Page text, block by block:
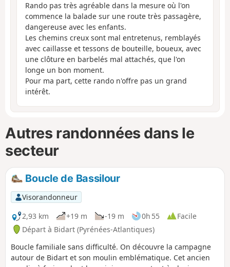
Rando pas très agréable dans la mesure où l'on
commence la balade sur une route très passagère,
dangereuse avec les enfants.
Les chemins creux sont mal entretenus, remblayés
avec caillasse et tessons de bouteille, boueux, avec
une clôture en barbelés mal attachés, que l'on
longe un bon moment.
Pour ma part, cette rando n'offre pas un grand
intérêt.
Autres randonnées dans le
secteur
Boucle de Bassilour
Visorandonneur
2,93 km
+19 m -19 m 0h 55
Facile
Départ à Bidart (Pyrénées-Atlantiques)
Boucle familiale sans difficulté. On découvre la campagne
autour de Bidart et son moulin emblématique. Cet ancien